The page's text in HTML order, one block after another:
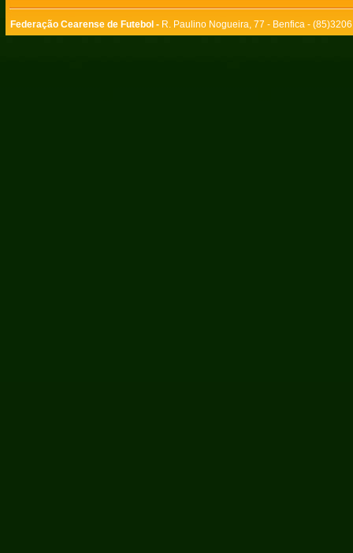
Federação Cearense de Futebol - R. Paulino Nogueira, 77 - Benfica -